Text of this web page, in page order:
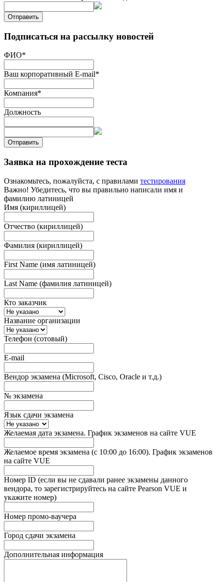
Отправить
Подписаться на рассылку новостей
ФИО*
Ваш корпоративный E-mail*
Компания*
Должность
Отправить
Заявка на прохождение теста
Ознакомьтесь, пожалуйста, с правилами тестирования
Важно! Убедитесь, что вы правильно написали имя и
фамилию латиницей
Имя (кириллицей)
Отчество (кириллицей)
Фамилия (кириллицей)
First Name (имя латиницей)
Last Name (фамилия латиницей)
Кто заказчик
Название организации
Телефон (сотовый)
E-mail
Вендор экзамена (Microsoft, Cisco, Oracle и т.д.)
№ экзамена
Язык сдачи экзамена
Желаемая дата экзамена. График экзаменов на сайте VUE
Желаемое время экзамена (с 10:00 до 16:00). График экзаменов
на сайте VUE
Номер ID (если вы не сдавали ранее экзамены данного
вендора, то зарегистрируйтесь на сайте Pearson VUE и
укажите номер)
Номер промо-ваучера
Город сдачи экзамена
Дополнительная информация